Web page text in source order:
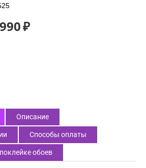
₽
Описание
Способы оплаты
обоев